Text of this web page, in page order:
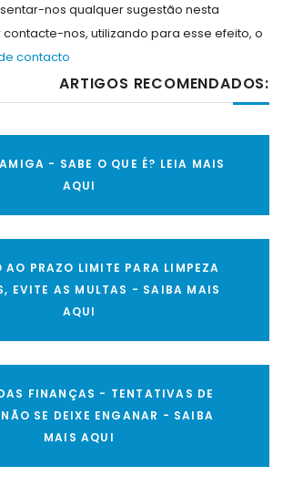
nos qualquer sugestão nesta
nos, utilizando para esse efeito, o
contacto
ARTIGOS RECOMENDADOS:
- SABE O QUE É? LEIA MAIS
AQUI
AO PRAZO LIMITE PARA LIMPEZA
EVITE AS MULTAS - SAIBA MAIS
AQUI
FINANÇAS - TENTATIVAS DE
SE DEIXE ENGANAR - SAIBA
MAIS AQUI